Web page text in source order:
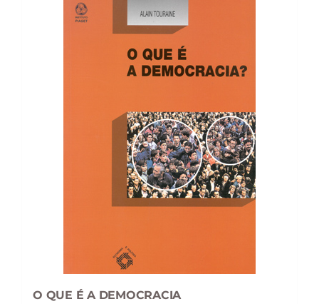
O QUE É A DEMOCRACIA